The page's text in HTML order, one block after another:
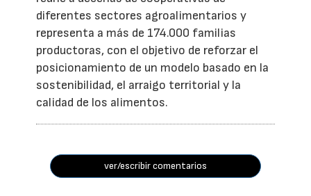
diferentes sectores agroalimentarios y
representa a más de 174.000 familias
productoras, con el objetivo de reforzar el
posicionamiento de un modelo basado en la
sostenibilidad, el arraigo territorial y la
calidad de los alimentos.
ver/escribir comentarios